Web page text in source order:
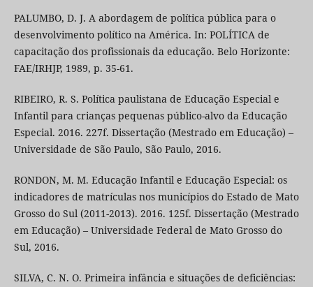
PALUMBO, D. J. A abordagem de política pública para o
desenvolvimento político na América. In: POLÍTICA de
capacitação dos profissionais da educação. Belo Horizonte:
FAE/IRHJP, 1989, p. 35-61.
RIBEIRO, R. S. Política paulistana de Educação Especial e
Infantil para crianças pequenas público-alvo da Educação
Especial. 2016. 227f. Dissertação (Mestrado em Educação) –
Universidade de São Paulo, São Paulo, 2016.
RONDON, M. M. Educação Infantil e Educação Especial: os
indicadores de matrículas nos municípios do Estado de Mato
Grosso do Sul (2011-2013). 2016. 125f. Dissertação (Mestrado
em Educação) – Universidade Federal de Mato Grosso do
Sul, 2016.
SILVA, C. N. O. Primeira infância e situações de deficiências: